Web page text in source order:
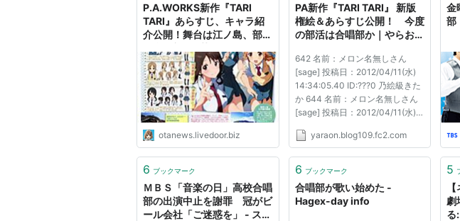
学
P.A.WORKS新作『TARI
TARI』あらすじ、キャラ紹
介公開！舞台は江ノ島、部活
ス速報
otanews.livedoor.biz
PA新作『TARI TARI』 新版
権絵＆あらすじ公開！ 今度
の部活は合唱部か｜やらお
642 名前：メロン名無しさん
[sage] 投稿日：2012/04/11(水)
14:34:05.40 ID:???0 乃絵級きた
か 644 名前：メロン名無しさん
[sage] 投稿日：2012/04/11(水)
ぱいおすわ 652 名前：メロン名
2012/04/11(水) 14:42:41.62
ャラソン宣伝...
yaraon.blog109.fc2.com
金
部
6 ブックマーク
ＭＢＳ「音楽の日」高校合唱
部の出演中止を謝罪 冠がビ
ール会社「ご迷惑を」 - スポ
6 ブックマーク
合唱部が歌い始めた -
Hagex-day info
5
劇
る